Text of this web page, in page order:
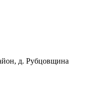
д. Рубцовщина